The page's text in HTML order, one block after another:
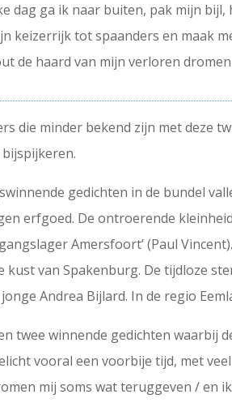
dag ga ik naar buiten, pak mijn bijl,
keizerrijk tot spaanders en maak
de haard van mijn verloren dromen
die minder bekend zijn met deze
gedichten in de bundel
erfgoed. De ontroerende
Amersfoort’ (Paul
kust van Spakenburg. De tijdloze
Andrea Bijlard. In de regio
twee winnende gedichten waarbij
vooral een voorbije tijd, met
mij soms wat teruggeven / en